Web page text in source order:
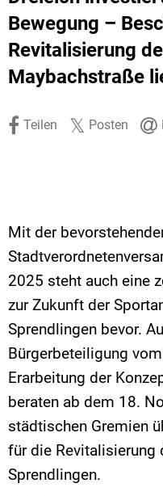
Bewegung –
Revitalisierung
Maybachstraße
Teilen Posten
Mit der
2025 steht auch eine
zur Zukunft der
Sprendlingen bevor.
Bürgerbeteiligung
Erarbeitung der
beraten ab dem 18.
städtischen Gremien
für die Revitalisierung
Sprendlingen.